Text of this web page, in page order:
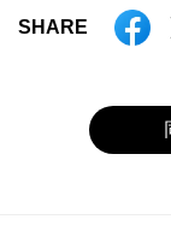
SHARE